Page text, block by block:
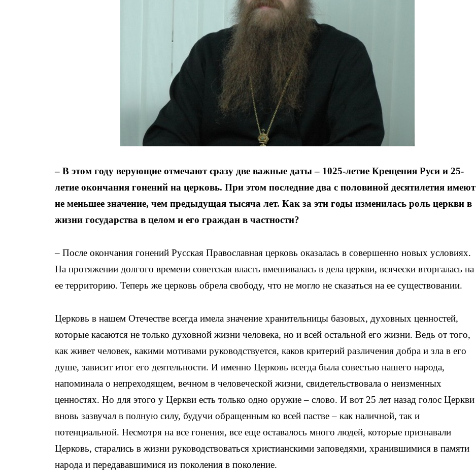
– В этом году верующие отмечают сразу две важные даты – 1025-летие Крещения Руси и 25-
летие окончания гонений на церковь. При этом последние два с половиной десятилетия имеют
не меньшее значение, чем предыдущая тысяча лет. Как за эти годы изменилась роль церкви в
жизни государства в целом и его граждан в частности?
– После окончания гонений Русская Православная церковь оказалась в совершенно новых условиях.
На протяжении долгого времени советская власть вмешивалась в дела церкви, всячески вторгалась на
ее территорию. Теперь же церковь обрела свободу, что не могло не сказаться на ее существовании.
Церковь в нашем Отечестве всегда имела значение хранительницы базовых, духовных ценностей,
которые касаются не только духовной жизни человека, но и всей остальной его жизни. Ведь от того,
как живет человек, какими мотивами руководствуется, каков критерий различения добра и зла в его
душе, зависит итог его деятельности. И именно Церковь всегда была совестью нашего народа,
напоминала о непреходящем, вечном в человеческой жизни, свидетельствовала о неизменных
ценностях. Но для этого у Церкви есть только одно оружие – слово. И вот 25 лет назад голос Церкви
вновь зазвучал в полную силу, будучи обращенным ко всей пастве – как наличной, так и
потенциальной. Несмотря на все гонения, все еще оставалось много людей, которые признавали
Церковь, старались в жизни руководствоваться христианскими заповедями, хранившимися в памяти
народа и передававшимися из поколения в поколение.